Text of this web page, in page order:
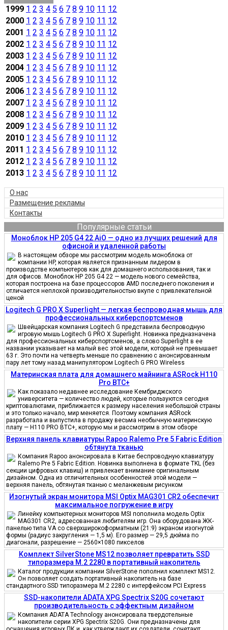
1999 1 2 3 4 5 6 7 8 9 10 11 12
2000 1 2 3 4 5 6 7 8 9 10 11 12
2001 1 2 3 4 5 6 7 8 9 10 11 12
2002 1 2 3 4 5 6 7 8 9 10 11 12
2003 1 2 3 4 5 6 7 8 9 10 11 12
2004 1 2 3 4 5 6 7 8 9 10 11 12
2005 1 2 3 4 5 6 7 8 9 10 11 12
2006 1 2 3 4 5 6 7 8 9 10 11 12
2007 1 2 3 4 5 6 7 8 9 10 11 12
2008 1 2 3 4 5 6 7 8 9 10 11 12
2009 1 2 3 4 5 6 7 8 9 10 11 12
2010 1 2 3 4 5 6 7 8 9 10 11 12
2011 1 2 3 4 5 6 7 8 9 10 11 12
2012 1 2 3 4 5 6 7 8 9 10 11 12
2013 1 2 3 4 5 6 7 8 9 10 11 12
О нас
Размещение рекламы
Контакты
Популярные статьи
Моноблок HP 205 G4 22 AiO — одно из лучших решений для
офисной и удаленной работы
В настоящем обзоре мы рассмотрим модель моноблока от
компании HP, которая является признанным лидером в
производстве компьютеров как для домашнего использования, так и
для офисов. Моноблок HP 205 G4 22 — модель нового семейства,
которая построена на базе процессоров AMD последнего поколения и
отличается неплохой производительностью вкупе с привлекательной
ценой
Logitech G PRO X Superlight — легкая беспроводная мышь для
профессиональных киберспортсменов
Швейцарская компания Logitech G представила беспроводную
игровую мышь Logitech G PRO X Superlight. Новинка предназначена
для профессиональных киберспортсменов, а слово Superlight в ее
названии указывает на малый вес этой модели, который не превышает
63 г. Это почти на четверть меньше по сравнению с анонсированным
пару лет тому назад манипулятором Logitech G PRO Wireless
Материнская плата для домашнего майнинга ASRock H110
Pro BTC+
Как показало недавнее исследование Кембриджского
университета — количество людей, которые пользуются сегодня
криптовалютами, приближается к размеру населения небольшой страны
и это только начало, мир меняется. Поэтому компания ASRock
разработала и выпустила в продажу весьма необычную материнскую
плату — H110 PRO BTC+, которую мы и рассмотрим в этом обзоре
Верхняя панель клавиатуры Rapoo Ralemo Pre 5 Fabric Edition
обтянута тканью
Компания Rapoo анонсировала в Китае беспроводную клавиатуру
Ralemo Pre 5 Fabric Edition. Новинка выполнена в формате TKL (без
секции цифровых клавиш) и привлекает внимание оригинальным
дизайном. Одна из отличительных особенностей этой модели —
верхняя панель, обтянутая тканью с меланжевым рисунком
Изогнутый экран монитора MSI Optix MAG301 CR2 обеспечит
максимальное погружение в игру
Линейку компьютерных мониторов MSI пополнила модель Optix
MAG301 CR2, адресованная любителям игр. Она оборудована ЖК-
панелью типа VA со сверхширокоформатным (21:9) экраном изогнутой
формы (радиус закругления — 1,5 м). Его размер — 29,5 дюйма по
диагонали, разрешение — 2560×1080 пикселов
Комплект SilverStone MS12 позволяет превратить SSD
типоразмера M.2 2280 в портативный накопитель
Каталог продукции компании SilverStone пополнил комплект MS12.
Он позволяет создать портативный накопитель на базе
стандартного SSD типоразмера M.2 2280 с интерфейсом PCI Express
SSD-накопители ADATA XPG Spectrix S20G сочетают
производительность с эффектным дизайном
Компания ADATA Technology анонсировала твердотельные
накопители серии XPG Spectrix S20G. Они предназначены для